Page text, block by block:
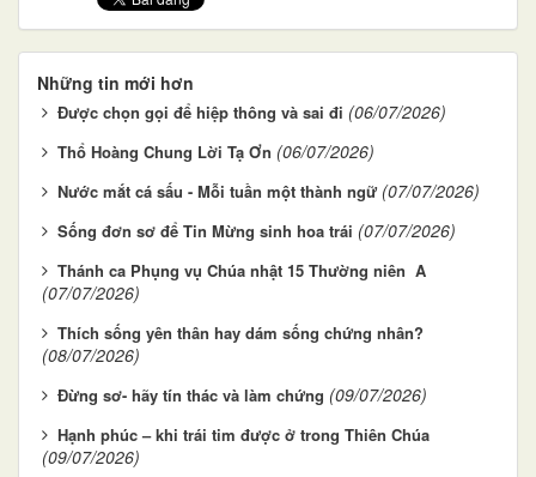
Những tin mới hơn
Được chọn gọi để hiệp thông và sai đi (06/07/2026)
Thổ Hoàng Chung Lời Tạ Ơn (06/07/2026)
Nước mắt cá sấu - Mỗi tuần một thành ngữ (07/07/2026)
Sống đơn sơ để Tin Mừng sinh hoa trái (07/07/2026)
Thánh ca Phụng vụ Chúa nhật 15 Thường niên A
(07/07/2026)
Thích sống yên thân hay dám sống chứng nhân?
(08/07/2026)
Đừng sơ- hãy tín thác và làm chứng (09/07/2026)
Hạnh phúc – khi trái tim được ở trong Thiên Chúa
(09/07/2026)